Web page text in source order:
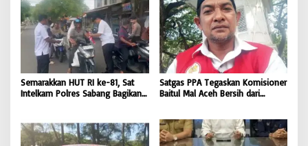
Semarakkan HUT RI ke-81, Sat
Intelkam Polres Sabang Bagikan
BONGKAR’Perkara.com
Satgas PPA Tegaskan Komisioner
Baitul Mal Aceh Bersih dari
Penyebaran Hoaks | BONGKAR
‘Perkara.com